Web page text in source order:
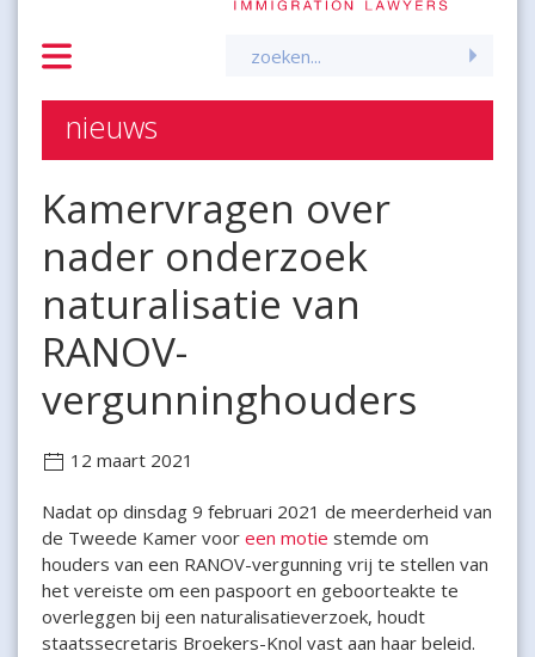
Zoeken
nieuws
Kamervragen over
nader onderzoek
naturalisatie van
RANOV-
vergunninghouders
12 maart 2021
Nadat op dinsdag 9 februari 2021 de meerderheid van
de Tweede Kamer voor een motie stemde om
houders van een RANOV-vergunning vrij te stellen van
het vereiste om een paspoort en geboorteakte te
overleggen bij een naturalisatieverzoek, houdt
staatssecretaris Broekers-Knol vast aan haar beleid.